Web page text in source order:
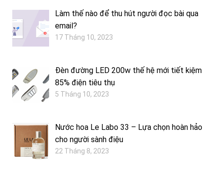
Làm thế nào để thu hút người đọc bài qua
email?
17 Tháng 10, 2023
Đèn đường LED 200w thế hệ mới tiết kiệm
85% điện tiêu thụ
5 Tháng 10, 2023
Nước hoa Le Labo 33 – Lựa chọn hoàn hảo
cho người sành điệu
22 Tháng 8, 2023